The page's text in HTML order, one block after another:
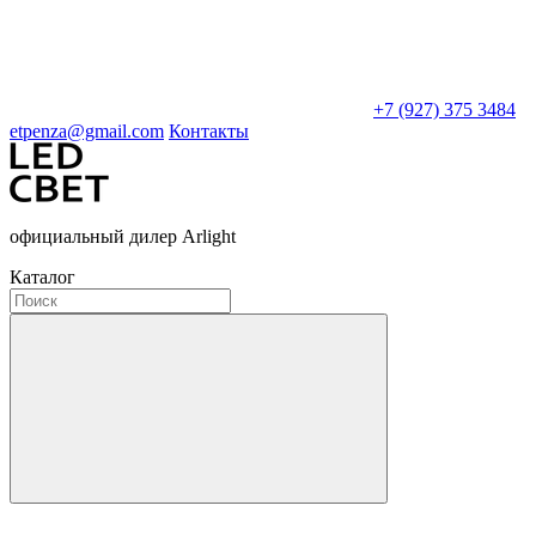
+7 (927) 375 3484
etpenza@gmail.com Контакты
официальный дилер Arlight
Каталог